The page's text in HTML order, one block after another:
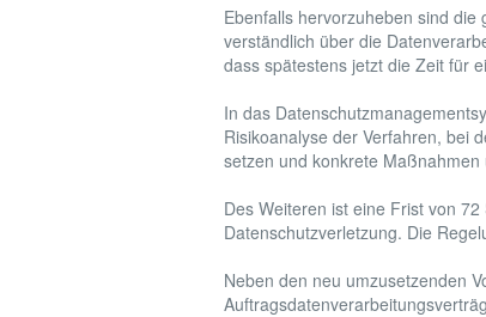
Ebenfalls hervorzuheben sind
verständlich über die
dass spätestens jetzt die Zeit für
In das
Risikoanalyse der Verfahren, bei
setzen und konkrete
Des Weiteren ist eine Frist von
Datenschutzverletzung. Die
Neben den neu umzusetzenden